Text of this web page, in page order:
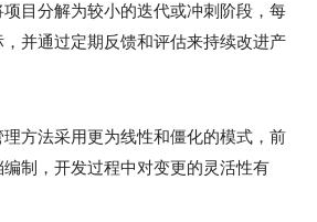
目分解为较小的迭代或冲刺阶段，每
并通过定期反馈和评估来持续改进产
方法采用更为线性和僵化的模式，前
制，开发过程中对变更的灵活性有